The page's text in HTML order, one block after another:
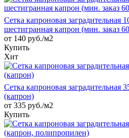
Сетка капроновая заградительная
шестигранная капрон (мин. заказ
от 140 руб./м2
Купить
Хит
Сетка капроновая заградительная
(капрон)
от 335 руб./м2
Купить